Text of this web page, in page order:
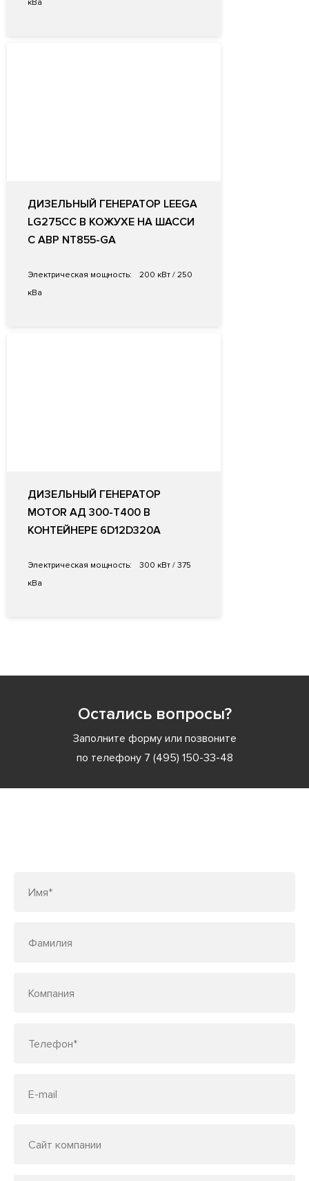
кВа
ДИЗЕЛЬНЫЙ ГЕНЕРАТОР LEEGA
LG275CC В КОЖУХЕ НА ШАССИ
С АВР NT855-GA
Электрическая мощность:
200 кВт / 250
кВа
ДИЗЕЛЬНЫЙ ГЕНЕРАТОР
MOTOR АД 300-Т400 В
КОНТЕЙНЕРЕ 6D12D320A
Электрическая мощность:
300 кВт / 375
кВа
Остались вопросы?
Заполните форму или позвоните
по телефону 7 (495) 150-33-48
Имя*
Фамилия
Компания
Телефон*
E-mail
Сайт компании